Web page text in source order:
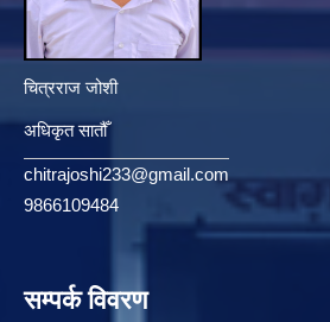
चित्रराज जोशी
अधिकृत सातौँ
chitrajoshi233@gmail.com
9866109484
सम्पर्क विवरण